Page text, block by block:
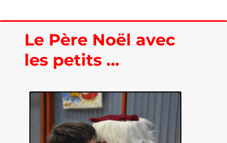
Le Père Noël avec
les petits …